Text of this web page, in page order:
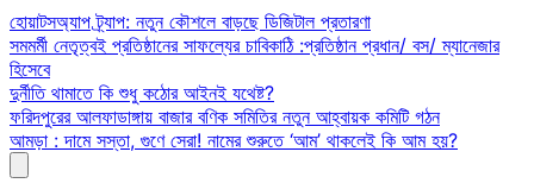
Skip
to
content
হোয়াটসঅ্যাপ ট্র্যাপ: নতুন কৌশলে বাড়ছে ডিজিটাল প্রতারণা
সমমর্মী নেতৃত্বই প্রতিষ্ঠানের সাফল্যের চাবিকাঠি :প্রতিষ্ঠান প্রধান/ বস/ ম্যানেজার
হিসেবে
দুর্নীতি থামাতে কি শুধু কঠোর আইনই যথেষ্ট?
ফরিদপুরের আলফাডাঙ্গায় বাজার বণিক সমিতির নতুন আহ্বায়ক কমিটি গঠন
আমড়া : দামে সস্তা, গুণে সেরা! নামের শুরুতে ‘আম’ থাকলেই কি আম হয়?